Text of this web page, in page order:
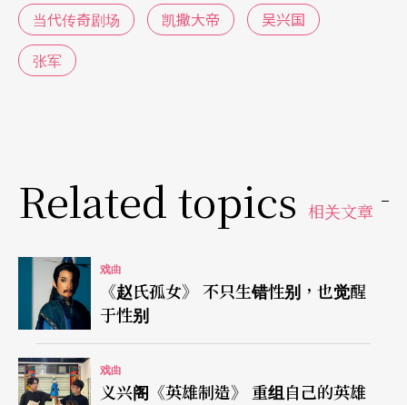
当代传奇剧场 凯撒大帝
吴兴国
张军
Related topics 相关文章
戏曲
《赵氏孤女》 不只生错性别，也觉醒
于性别
戏曲
义兴阁《英雄制造》 重组自己的英雄